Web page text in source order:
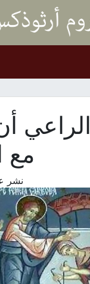
Main
مع
نشر